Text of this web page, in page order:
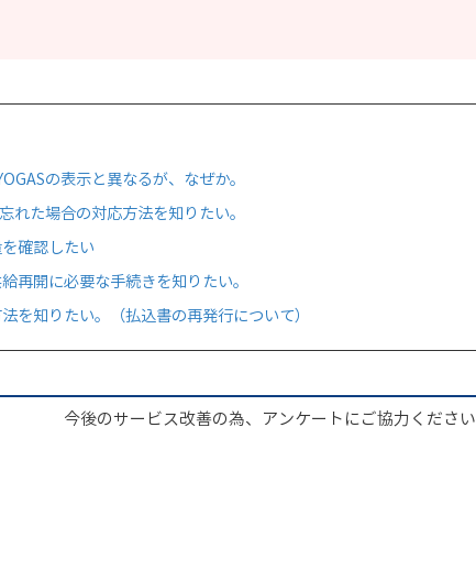
の表示と異なるが、なぜか。
れた場合の対応方法を知りたい。
確認したい
再開に必要な手続きを知りたい。
を知りたい。（払込書の再発行について）
今後のサービス改善の為、アンケートにご協力ください